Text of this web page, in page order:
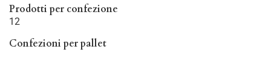
Prodotti per confezione
12
Confezioni per pallet